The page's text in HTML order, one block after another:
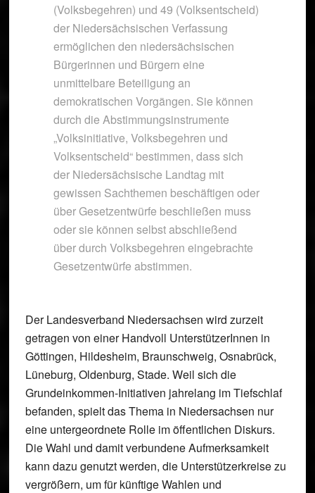
(Volksbegehren) und 49 (Volksentscheid)
der Niedersächsischen Verfassung
ermöglichen den niedersächsischen
Bürgerinnen und Bürgern eine
unmittelbare Beteiligung an
demokratischen Vorgängen. Sie können
durch die Abstimmungsinstrumente
„Volksinitiative, Volksbegehren und
Volksentscheid“ bestimmen, dass sich
der Niedersächsische Landtag mit
gewissen Sachthemen beschäftigen oder
über Gesetzentwürfe beschließen muss
oder sie können selbst abschließend
über durch Volksbegehren eingebrachte
Gesetzentwürfe abstimmen.
Der Landesverband Niedersachsen wird zurzeit
getragen von einer Handvoll UnterstützerInnen in
Göttingen, Hildesheim, Braunschweig, Osnabrück,
Lüneburg, Oldenburg, Stade. Weil sich die
Grundeinkommen-Initiativen jahrelang im Tiefschlaf
befanden, spielt das Thema in Niedersachsen nur
eine untergeordnete Rolle im öffentlichen Diskurs.
Die Wahl und damit verbundene Aufmerksamkeit
kann dazu genutzt werden, die Unterstützerkreise zu
vergrößern, um für künftige Wahlen und